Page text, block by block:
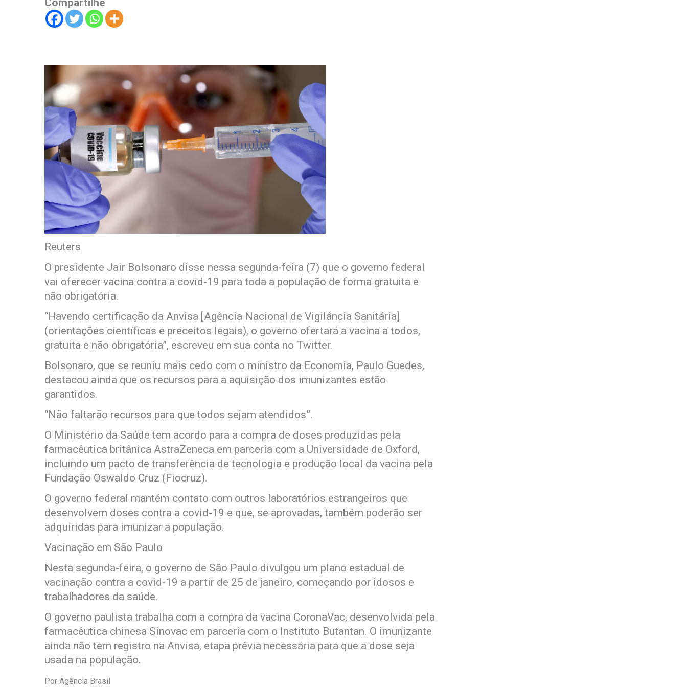
Compartilhe
Reuters
O presidente Jair Bolsonaro disse nessa segunda-feira (7) que o governo federal
vai oferecer vacina contra a covid-19 para toda a população de forma gratuita e
não obrigatória.
“Havendo certificação da Anvisa [Agência Nacional de Vigilância Sanitária]
(orientações científicas e preceitos legais), o governo ofertará a vacina a todos,
gratuita e não obrigatória”, escreveu em sua conta no Twitter.
Bolsonaro, que se reuniu mais cedo com o ministro da Economia, Paulo Guedes,
destacou ainda que os recursos para a aquisição dos imunizantes estão
garantidos.
“Não faltarão recursos para que todos sejam atendidos”.
O Ministério da Saúde tem acordo para a compra de doses produzidas pela
farmacêutica britânica AstraZeneca em parceria com a Universidade de Oxford,
incluindo um pacto de transferência de tecnologia e produção local da vacina pela
Fundação Oswaldo Cruz (Fiocruz).
O governo federal mantém contato com outros laboratórios estrangeiros que
desenvolvem doses contra a covid-19 e que, se aprovadas, também poderão ser
adquiridas para imunizar a população.
Vacinação em São Paulo
Nesta segunda-feira, o governo de São Paulo divulgou um plano estadual de
vacinação contra a covid-19 a partir de 25 de janeiro, começando por idosos e
trabalhadores da saúde.
O governo paulista trabalha com a compra da vacina CoronaVac, desenvolvida pela
farmacêutica chinesa Sinovac em parceria com o Instituto Butantan. O imunizante
ainda não tem registro na Anvisa, etapa prévia necessária para que a dose seja
usada na população.
Por Agência Brasil